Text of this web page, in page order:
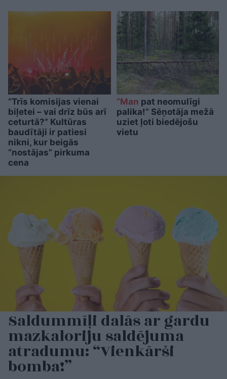
“Trīs komisijas vienai
biļetei – vai drīz būs arī
ceturtā?” Kultūras
baudītāji ir patiesi
nikni, kur beigās
“nostājas” pirkuma
cena
“Man pat neomulīgi
palika!” Sēņotāja mežā
uziet ļoti biedējošu
vietu
Saldummīļi dalās ar gardu
mazkaloriju saldējuma
atradumu: “Vienkārši
bomba!”